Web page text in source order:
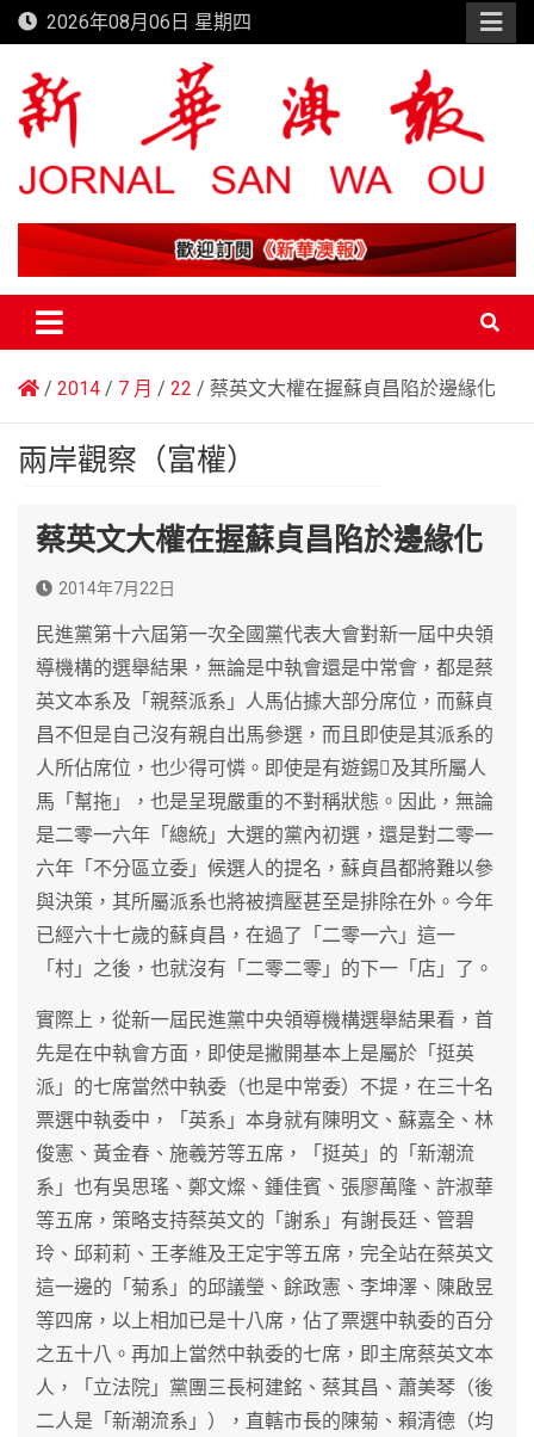
Skip
to
content
2026年08月06日 星期四
新華澳報
2014 7 月 22 蔡英文大權在握蘇貞昌陷於邊緣化
兩岸觀察（富權）
蔡英文大權在握蘇貞昌陷於邊緣化
2014年7月22日
民進黨第十六屆第一次全國黨代表大會對新一屆中央領
導機構的選舉結果，無論是中執會還是中常會，都是蔡
英文本系及「親蔡派系」人馬佔據大部分席位，而蘇貞
昌不但是自己沒有親自出馬參選，而且即使是其派系的
人所佔席位，也少得可憐。即使是有遊錫及其所屬人
馬「幫拖」，也是呈現嚴重的不對稱狀態。因此，無論
是二零一六年「總統」大選的黨內初選，還是對二零一
六年「不分區立委」候選人的提名，蘇貞昌都將難以參
與決策，其所屬派系也將被擠壓甚至是排除在外。今年
已經六十七歲的蘇貞昌，在過了「二零一六」這一
「村」之後，也就沒有「二零二零」的下一「店」了。
實際上，從新一屆民進黨中央領導機構選舉結果看，首
先是在中執會方面，即使是撇開基本上是屬於「挺英
派」的七席當然中執委（也是中常委）不提，在三十名
票選中執委中，「英系」本身就有陳明文、蘇嘉全、林
俊憲、黃金春、施羲芳等五席，「挺英」的「新潮流
系」也有吳思瑤、鄭文燦、鍾佳賓、張廖萬隆、許淑華
等五席，策略支持蔡英文的「謝系」有謝長廷、管碧
玲、邱莉莉、王孝維及王定宇等五席，完全站在蔡英文
這一邊的「菊系」的邱議瑩、餘政憲、李坤澤、陳啟昱
等四席，以上相加已是十八席，佔了票選中執委的百分
之五十八。再加上當然中執委的七席，即主席蔡英文本
人，「立法院」黨團三長柯建銘、蔡其昌、蕭美琴（後
二人是「新潮流系」），直轄市長的陳菊、賴清德（均